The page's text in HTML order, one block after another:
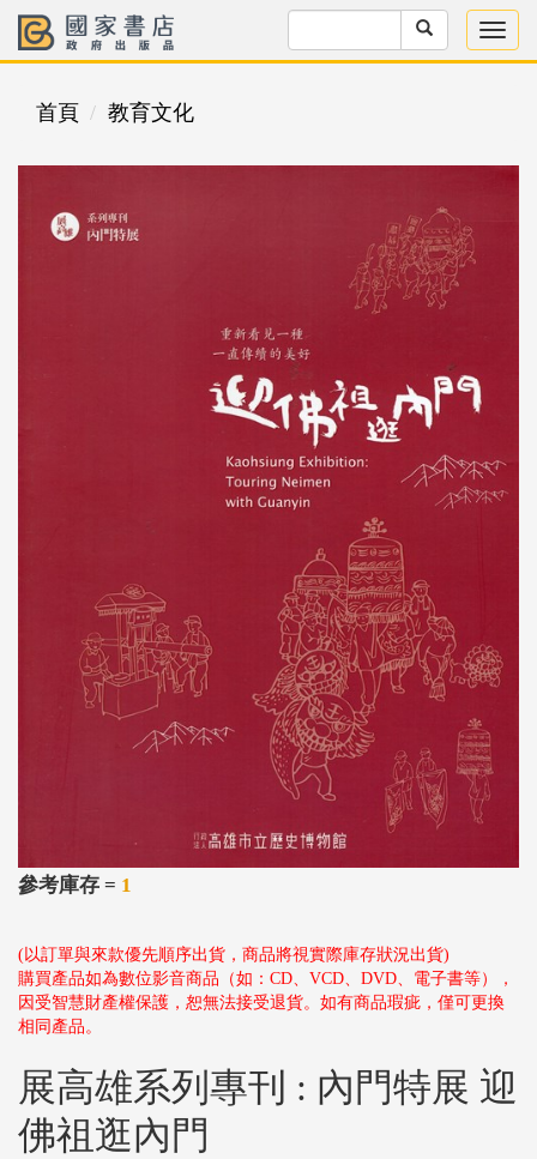
首頁 教育文化
參考庫存 = 1
(以訂單與來款優先順序出貨，商品將視實際庫存狀況出貨)
購買產品如為數位影音商品（如：CD、VCD、DVD、電子書等），
因受智慧財產權保護，恕無法接受退貨。如有商品瑕疵，僅可更換
相同產品。
展高雄系列專刊 : 內門特展 迎
佛祖逛內門